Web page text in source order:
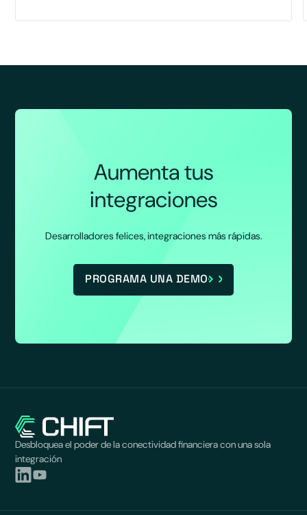
Aumenta tus
integraciones
Desarrolladores felices, integraciones más rápidas.
PROGRAMA UNA DEMO
Desbloquea el poder de la conectividad financiera con una sola
integración